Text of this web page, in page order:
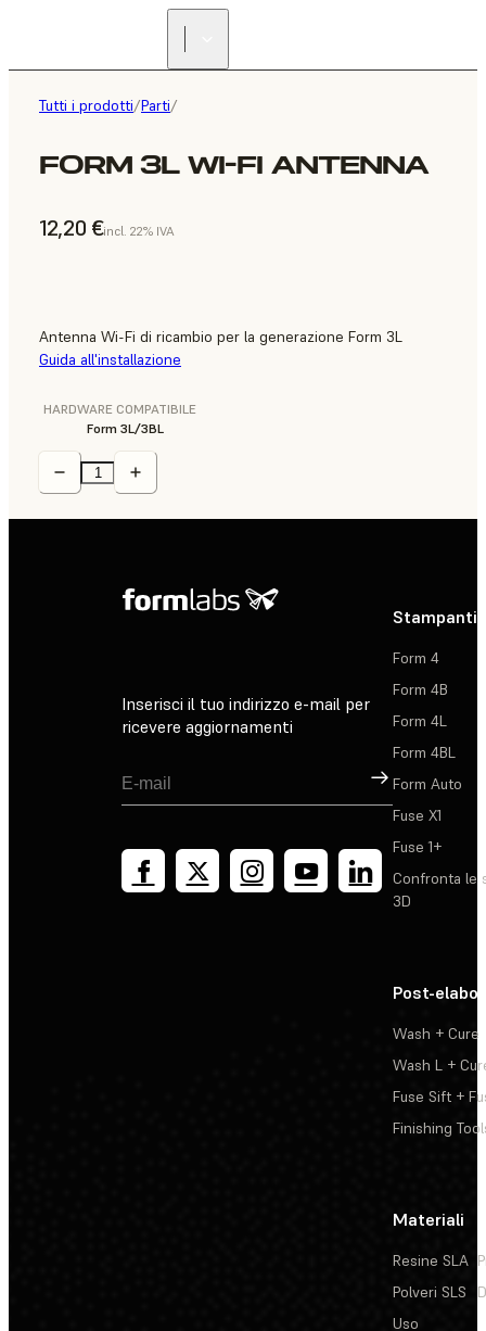
Tutti i prodotti/Parti/
FORM 3L WI-FI ANTENNA
12,20 €incl. 22% IVA
Antenna Wi-Fi di ricambio per la generazione Form 3L
Guida all'installazione
HARDWARE COMPATIBILE
Form 3L/3BL
Inserisci il tuo indirizzo e-mail per
ricevere aggiornamenti
Registrati
Stampanti
Form 4
Form 4B
Form 4L
Form 4BL
Form Auto
Fuse X1
Fuse 1+
Confronta le
3D
Post-
Wash + Cure
Wash L +
Fuse Sift +
Finishing
Materiali
Resine SLA
Polveri SLS
Uso